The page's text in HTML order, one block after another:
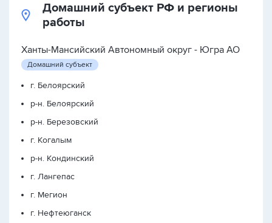
Домашний субъект РФ и регионы
работы
Ханты-Мансийский Автономный округ - Югра АО
Домашний субъект
г. Белоярский
р-н. Белоярский
р-н. Березовский
г. Когалым
р-н. Кондинский
г. Лангепас
г. Мегион
г. Нефтеюганск